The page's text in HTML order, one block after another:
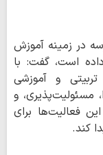
در زمینه آموزش
است، گفت: با
و آموزشی
مسئولیت‌پذیری، و
فعالیت‌ها برای
کند.